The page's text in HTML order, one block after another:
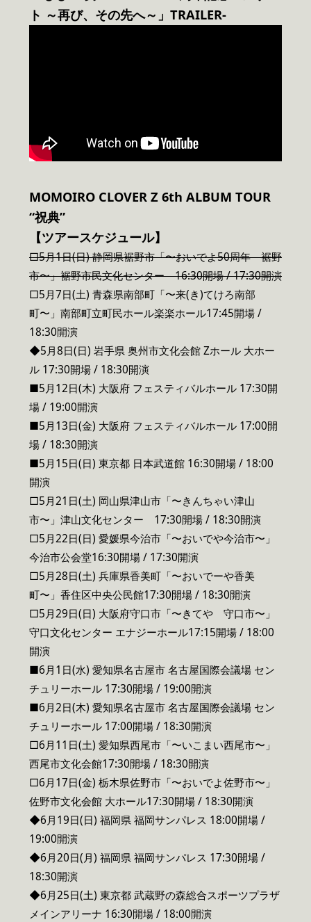
ト ～再び、その先へ～」TRAILER-
MOMOIRO CLOVER Z 6th ALBUM TOUR
“祝典”
【ツアースケジュール】
□5月1日(日) 静岡県裾野市「〜おいでよ50周年 裾野
市〜」裾野市民文化センター 16:30開場 / 17:30開演
□5月7日(土) 青森県南部町「〜来(き)てけろ南部
町〜」南部町立町民ホール楽楽ホール17:45開場 /
18:30開演
◆5月8日(日) 岩手県 奥州市文化会館 Zホール 大ホー
ル 17:30開場 / 18:30開演
■5月12日(木) 大阪府 フェスティバルホール 17:30開
場 / 19:00開演
■5月13日(金) 大阪府 フェスティバルホール 17:00開
場 / 18:30開演
■5月15日(日) 東京都 日本武道館 16:30開場 / 18:00
開演
□5月21日(土) 岡山県津山市「〜きんちゃい津山
市〜」津山文化センター 17:30開場 / 18:30開演
□5月22日(日) 愛媛県今治市「〜おいでや今治市〜」
今治市公会堂16:30開場 / 17:30開演
□5月28日(土) 兵庫県香美町「〜おいでーや香美
町〜」香住区中央公民館17:30開場 / 18:30開演
□5月29日(日) 大阪府守口市「〜きてや 守口市〜」
守口文化センター エナジーホール17:15開場 / 18:00
開演
■6月1日(水) 愛知県名古屋市 名古屋国際会議場 セン
チュリーホール 17:30開場 / 19:00開演
■6月2日(木) 愛知県名古屋市 名古屋国際会議場 セン
チュリーホール 17:00開場 / 18:30開演
□6月11日(土) 愛知県西尾市「〜いこまい西尾市〜」
西尾市文化会館17:30開場 / 18:30開演
□6月17日(金) 栃木県佐野市「〜おいでよ佐野市〜」
佐野市文化会館 大ホール17:30開場 / 18:30開演
◆6月19日(日) 福岡県 福岡サンパレス 18:00開場 /
19:00開演
◆6月20日(月) 福岡県 福岡サンパレス 17:30開場 /
18:30開演
◆6月25日(土) 東京都 武蔵野の森総合スポーツプラザ
メインアリーナ 16:30開場 / 18:00開演